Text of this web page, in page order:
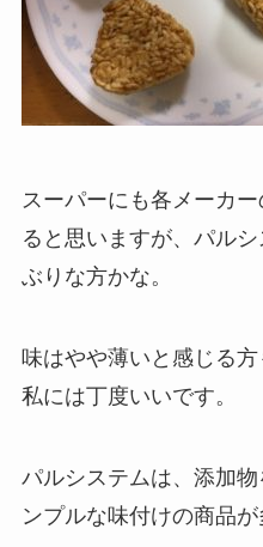
スーパーにも各メーカ
ると思いますが、パル
ぶりな方かな。
味はやや薄いと感じる方
私には丁度いいです。
パルシステムは、添加
ンプルな味付けの商品が